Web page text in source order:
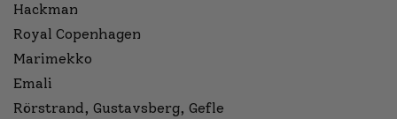
Hackman
Royal Copenhagen
Marimekko
Emali
Rörstrand, Gustavsberg, Gefle